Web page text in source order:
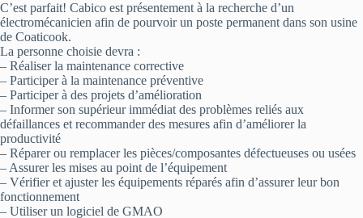
C’est parfait! Cabico est présentement à la recherche d’un
électromécanicien afin de pourvoir un poste permanent dans son usine
de Coaticook.
La personne choisie devra :
– Réaliser la maintenance corrective
– Participer à la maintenance préventive
– Participer à des projets d’amélioration
– Informer son supérieur immédiat des problèmes reliés aux
défaillances et recommander des mesures afin d’améliorer la
productivité
– Réparer ou remplacer les pièces/composantes défectueuses ou usées
– Assurer les mises au point de l’équipement
– Vérifier et ajuster les équipements réparés afin d’assurer leur bon
fonctionnement
– Utiliser un logiciel de GMAO